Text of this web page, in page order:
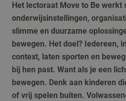
Het lectoraat Move to Be werkt
onderwijsinstellingen,
slimme en duurzame
bewegen. Het doel? Iedereen,
context, laten sporten en
bij hen past. Want als je een
bewegen. Denk aan kinderen
of vrij spelen buiten.